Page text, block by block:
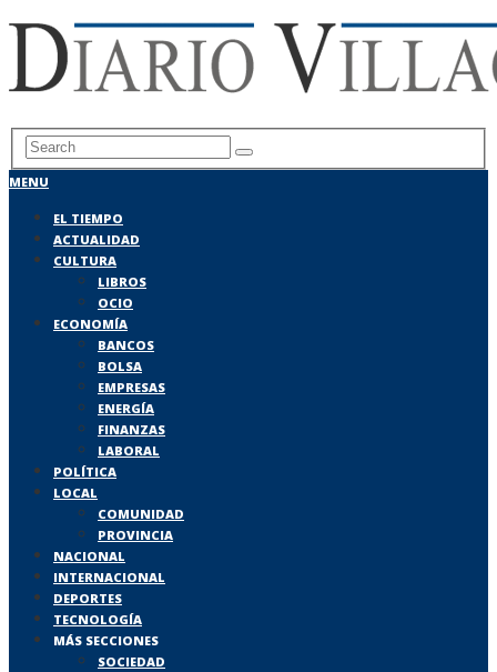
MENU
EL TIEMPO
ACTUALIDAD
CULTURA
LIBROS
OCIO
ECONOMÍA
BANCOS
BOLSA
EMPRESAS
ENERGÍA
FINANZAS
LABORAL
POLÍTICA
LOCAL
COMUNIDAD
PROVINCIA
NACIONAL
INTERNACIONAL
DEPORTES
TECNOLOGÍA
MÁS SECCIONES
SOCIEDAD